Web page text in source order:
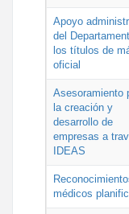
Apoyo
del
los títulos de
oficial
Asesoramiento
la creación y
desarrollo de
empresas a
IDEAS
médicos